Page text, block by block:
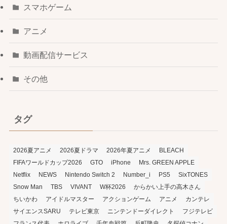
スマホゲーム
アニメ
動画配信サービス
その他
タグ
2026夏アニメ 2026夏ドラマ 2026年夏アニメ
BLEACH
FIFAワールドカップ2026
GTO iPhone
Mrs. GREEN APPLE
Netflix
NEWS Nintendo Switch 2 Number_i PS5
SixTONES
Snow Man
TBS VIVANT W杯2026
からかい上手の高木さん
ちいかわ
アイドルマスター アクションゲーム アニメ
カンテレ
サイエンスSARU
テレビ東京 ニンテンドーダイレクト
フジテレビ